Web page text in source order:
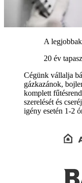
A
20 év
Cégünk vállalja
gázkazánok,
komplett
szerelését és
igény esetén 1-2